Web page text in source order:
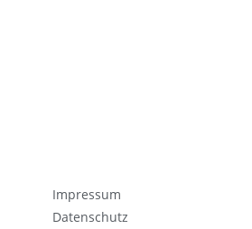
Impressum
Datenschutz